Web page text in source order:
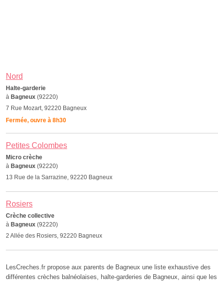
Nord
Halte-garderie
à Bagneux (92220)
7 Rue Mozart, 92220 Bagneux
Fermée, ouvre à 8h30
Petites Colombes
Micro crèche
à Bagneux (92220)
13 Rue de la Sarrazine, 92220 Bagneux
Rosiers
Crèche collective
à Bagneux (92220)
2 Allée des Rosiers, 92220 Bagneux
LesCreches.fr propose aux parents de Bagneux une liste exhaustive des
différentes crèches balnéolaises, halte-garderies de Bagneux, ainsi que les